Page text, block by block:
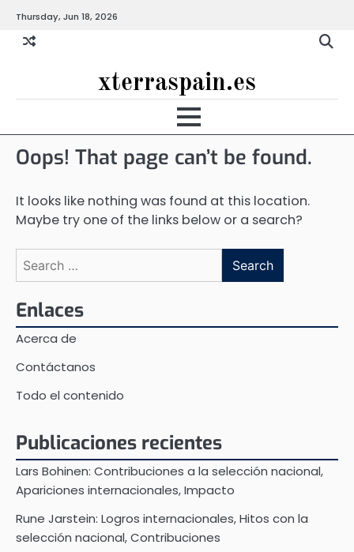
content
Thursday, Jun 18, 2026
xterraspain.es
Oops! That page can’t be found.
It looks like nothing was found at this location.
Maybe try one of the links below or a search?
Search
for:
Enlaces
Acerca de
Contáctanos
Todo el contenido
Publicaciones recientes
Lars Bohinen: Contribuciones a la selección nacional,
Apariciones internacionales, Impacto
Rune Jarstein: Logros internacionales, Hitos con la
selección nacional, Contribuciones